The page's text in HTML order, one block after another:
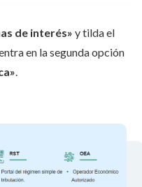
de interés» y tilda el
en la segunda opción